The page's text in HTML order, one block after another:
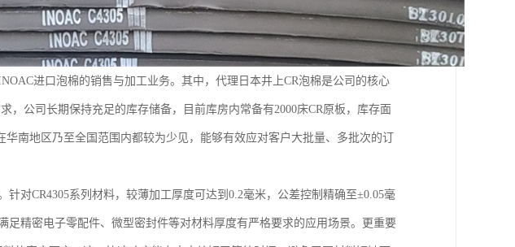
进口泡棉的销售与加工业务。其中，代理日本井上CR泡棉是公司的核心
，公司长期保持充足的库存储备，目前库房内常备有2000床CR原板，库存面
南地区乃至全国范围内都较为少见，能够有效应对客户大批量、多批次的订
对CR4305系列材料，较薄加工厚度可达到0.2毫米，公差控制精确至±0.05毫
足精密电子零配件、微型密封件等对材料厚度有严格要求的应用场景。更重要